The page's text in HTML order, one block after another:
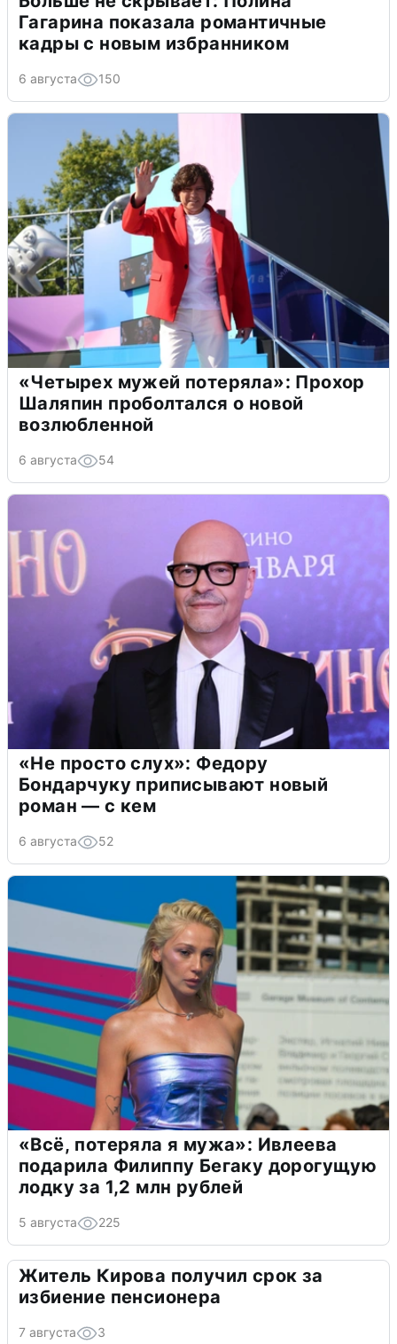
Гагарина показала романтичные
кадры с новым избранником
6 августа 150
«Четырех мужей потеряла»: Прохор
Шаляпин проболтался о новой
возлюбленной
6 августа 54
«Не просто слух»: Федору
Бондарчуку приписывают новый
роман — с кем
6 августа 52
«Всё, потеряла я мужа»: Ивлеева
подарила Филиппу Бегаку дорогущую
лодку за 1,2 млн рублей
5 августа 225
Житель Кирова получил срок за
избиение пенсионера
7 августа 3